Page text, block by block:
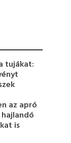
tujákat:
az apró
is